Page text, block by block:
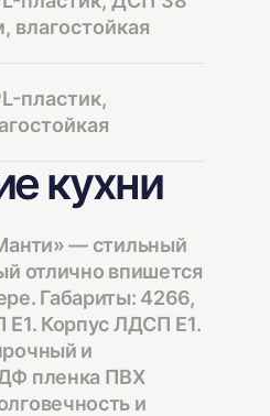
влагостойкая
пластик,
кухни
— стильный
отлично впишется
Габариты: 4266,
Корпус ЛДСП Е1.
и
пленка ПВХ
и